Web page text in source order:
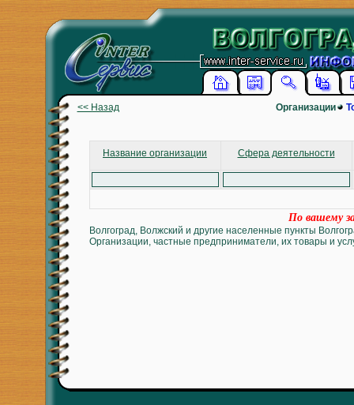
<< Назад Организации
Название организации Сфера деятельности
По вашему
Волгоград, Волжский и другие населенные пункты
Организации, частные предприниматели, их товары и